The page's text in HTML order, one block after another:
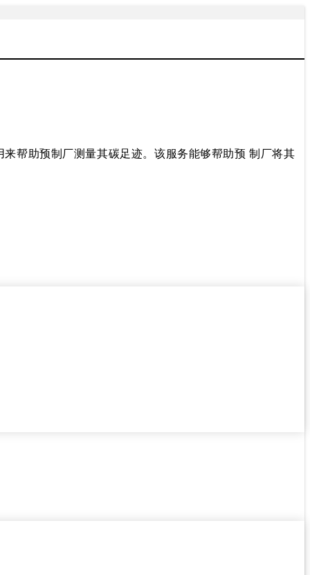
帮助预制厂测量其碳足迹。该服务能够帮助预 制厂将其